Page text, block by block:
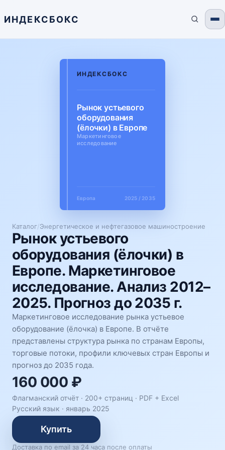
ИНДЕКСБОКС
Каталог/Энергетическое и нефтегазовое машиностроение
Рынок устьевого
оборудования (ёлочки) в
Европе. Маркетинговое
исследование. Анализ 2012–
2025. Прогноз до 2035 г.
Маркетинговое исследование рынка устьевое
оборудование (ёлочка) в Европе. В отчёте
представлены структура рынка по странам Европы,
торговые потоки, профили ключевых стран Европы и
прогноз до 2035 года.
160 000 ₽
Флагманский отчёт · 200+ страниц · PDF + Excel
Русский язык · январь 2025
Купить
Доставка по email за 24 часа после оплаты
ИНДЕКСБОКС
Рынок устьевого
оборудования
(ёлочки) в Европе
Маркетинговое
исследование
Европа 2025 / 2035